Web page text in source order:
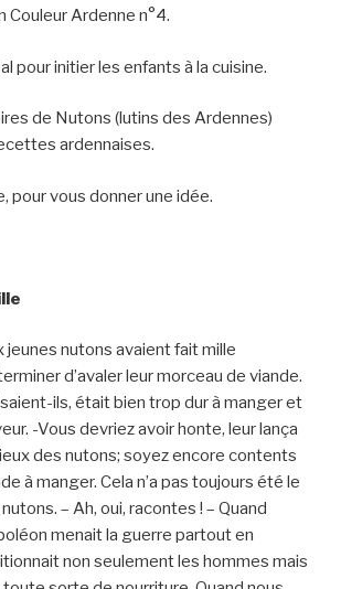
Couleur Ardenne n°4.
pour initier les enfants à la cuisine.
de Nutons (lutins des Ardennes)
ardennaises.
pour vous donner une idée.
jeunes nutons avaient fait mille
d’avaler leur morceau de viande.
ils, était bien trop dur à manger et
-Vous devriez avoir honte, leur lança
des nutons; soyez encore contents
à manger. Cela n’a pas toujours été le
– Ah, oui, racontes ! – Quand
menait la guerre partout en
non seulement les hommes mais